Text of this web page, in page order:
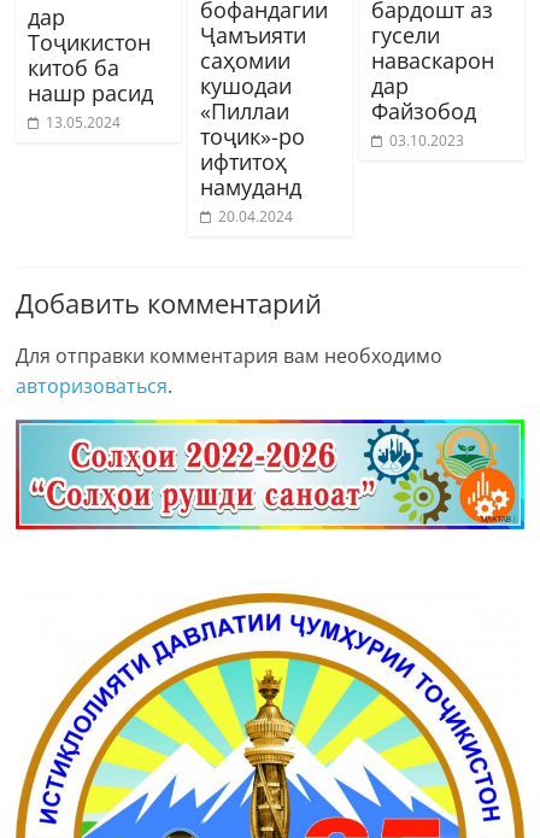
дар
Тоҷикистон
китоб ба
нашр расид
13.05.2024
бофандагии
Ҷамъияти
саҳомии
кушодаи
«Пиллаи
тоҷик»-ро
ифтитоҳ
намуданд
20.04.2024
бардошт аз
гусели
наваскарон
дар
Файзобод
03.10.2023
Добавить комментарий
Для отправки комментария вам необходимо
авторизоваться.